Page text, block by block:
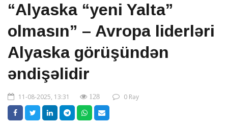
“Alyaska “yeni Yalta”
olmasın” – Avropa liderləri
Alyaska görüşündən
əndişəlidir
11-08-2025, 13:31 128 0 Rəy